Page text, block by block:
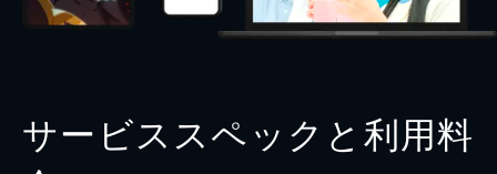
サービススペックと利用料